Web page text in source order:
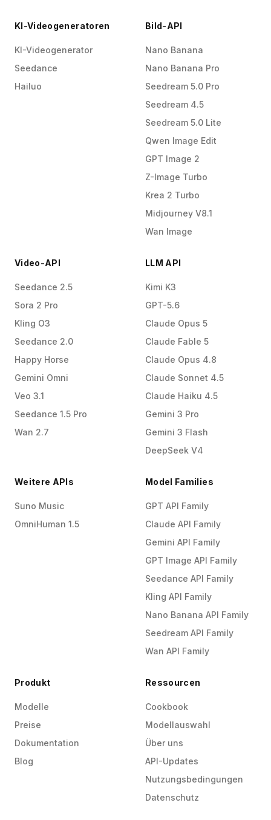
KI-Videogeneratoren
KI-Videogenerator
Seedance
Hailuo
Bild-API
Nano Banana
Nano Banana Pro
Seedream 5.0 Pro
Seedream 4.5
Seedream 5.0 Lite
Qwen Image Edit
GPT Image 2
Z-Image Turbo
Krea 2 Turbo
Midjourney V8.1
Wan Image
Video-API
Seedance 2.5
Sora 2 Pro
Kling O3
Seedance 2.0
Happy Horse
Gemini Omni
Veo 3.1
Seedance 1.5 Pro
Wan 2.7
LLM API
Kimi K3
GPT-5.6
Claude Opus 5
Claude Fable 5
Claude Opus 4.8
Claude Sonnet 4.5
Claude Haiku 4.5
Gemini 3 Pro
Gemini 3 Flash
DeepSeek V4
Weitere APIs
Suno Music
OmniHuman 1.5
Model Families
GPT API Family
Claude API Family
Gemini API Family
GPT Image API Family
Seedance API Family
Kling API Family
Nano Banana API Family
Seedream API Family
Wan API Family
Produkt
Modelle
Preise
Dokumentation
Blog
Ressourcen
Cookbook
Modellauswahl
Über uns
API-Updates
Nutzungsbedingungen
Datenschutz